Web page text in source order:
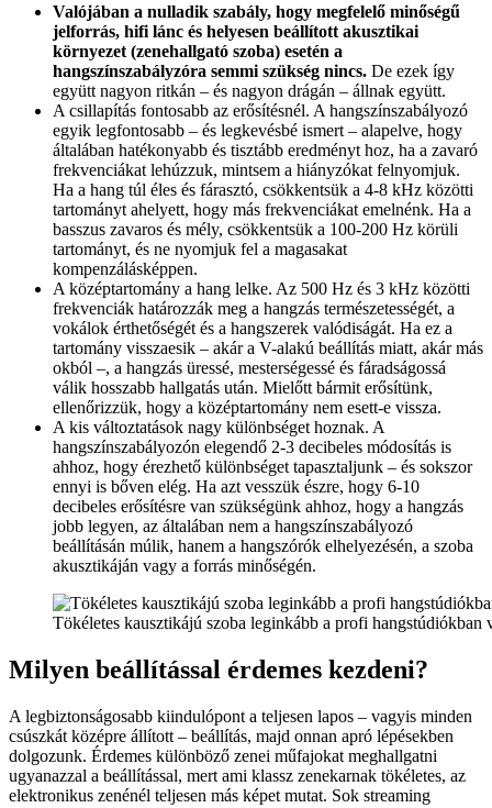
Valójában a nulladik szabály, hogy megfelelő minőségű
jelforrás, hifi lánc és helyesen beállított akusztikai
környezet (zenehallgató szoba) esetén a
hangszínszabályzóra semmi szükség nincs. De ezek így
együtt nagyon ritkán – és nagyon drágán – állnak együtt.
A csillapítás fontosabb az erősítésnél. A hangszínszabályozó
egyik legfontosabb – és legkevésbé ismert – alapelve, hogy
általában hatékonyabb és tisztább eredményt hoz, ha a zavaró
frekvenciákat lehúzzuk, mintsem a hiányzókat felnyomjuk.
Ha a hang túl éles és fárasztó, csökkentsük a 4-8 kHz közötti
tartományt ahelyett, hogy más frekvenciákat emelnénk. Ha a
basszus zavaros és mély, csökkentsük a 100-200 Hz körüli
tartományt, és ne nyomjuk fel a magasakat
kompenzálásképpen.
A középtartomány a hang lelke. Az 500 Hz és 3 kHz közötti
frekvenciák határozzák meg a hangzás természetességét, a
vokálok érthetőségét és a hangszerek valódiságát. Ha ez a
tartomány visszaesik – akár a V-alakú beállítás miatt, akár más
okból –, a hangzás üressé, mesterségessé és fáradságossá
válik hosszabb hallgatás után. Mielőtt bármit erősítünk,
ellenőrizzük, hogy a középtartomány nem esett-e vissza.
A kis változtatások nagy különbséget hoznak. A
hangszínszabályozón elegendő 2-3 decibeles módosítás is
ahhoz, hogy érezhető különbséget tapasztaljunk – és sokszor
ennyi is bőven elég. Ha azt vesszük észre, hogy 6-10
decibeles erősítésre van szükségünk ahhoz, hogy a hangzás
jobb legyen, az általában nem a hangszínszabályozó
beállításán múlik, hanem a hangszórók elhelyezésén, a szoba
akusztikáján vagy a forrás minőségén.
Tökéletes kausztikájú szoba leginkább a profi hangstúdiókban
Milyen beállítással érdemes kezdeni?
A legbiztonságosabb kiindulópont a teljesen lapos – vagyis minden
csúszkát középre állított – beállítás, majd onnan apró lépésekben
dolgozunk. Érdemes különböző zenei műfajokat meghallgatni
ugyanazzal a beállítással, mert ami klassz zenekarnak tökéletes, az
elektronikus zenénél teljesen más képet mutat. Sok streaming